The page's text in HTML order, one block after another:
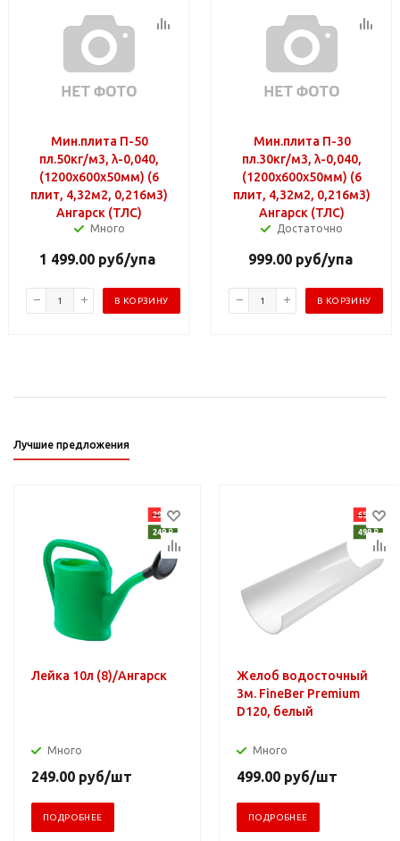
Мин.плита П-50
пл.50кг/м3, λ-0,040,
(1200х600х50мм) (6
плит, 4,32м2, 0,216м3)
Ангарск (ТЛС)
Много
1 499.00 руб/упа
В КОРЗИНУ
Мин.плита П-30
пл.30кг/м3, λ-0,040,
(1200х600х50мм) (6
плит, 4,32м2, 0,216м3)
Ангарск (ТЛС)
Достаточно
999.00руб/упа
В КОРЗИНУ
Лучшие предложения
Лейка 10л (8)/Ангарск
Много
249.00 руб/шт
ПОДРОБНЕЕ
Желоб водосточный
3м. FineBer Premium
D120, белый
Много
499.00 руб/шт
ПОДРОБНЕЕ